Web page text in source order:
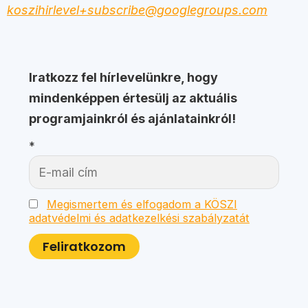
koszihirlevel+subscribe@googlegroups.com
Iratkozz fel hírlevelünkre, hogy
mindenképpen értesülj az aktuális
programjainkról és ajánlatainkról!
*
Megismertem és elfogadom a KÖSZI
adatvédelmi és adatkezelkési szabályzatát